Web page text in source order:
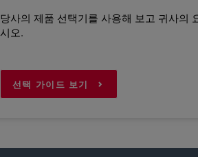
당사의 제품 선택기를 사용해 보고 귀사의
시오.
선택 가이드 보기